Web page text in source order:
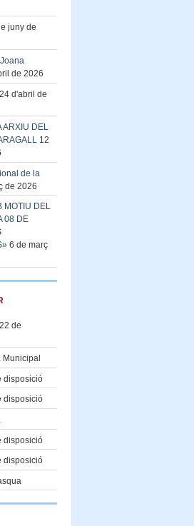
juny de
de 2026
24 d'abril de
ARXIU DEL
12
de la
de 2026
MOTIU DEL
08 DE
6 de març
de
Municipal
disposició
disposició
disposició
disposició